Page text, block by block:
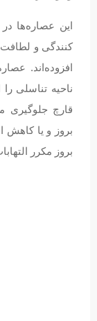
این عصاره‌ها
کنندگی و
افزوده‌اند.
ناحیه تناسلی
قارچ جلوگیری
بروز و یا
بروز مکرر